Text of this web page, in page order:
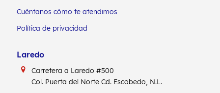
Cuéntanos cómo te atendimos
Política de privacidad
Laredo
Carretera a Laredo #500
Col. Puerta del Norte Cd. Escobedo, N.L.